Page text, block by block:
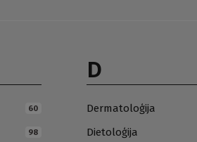
60
98
D
Dermatoloģija
Dietoloģija